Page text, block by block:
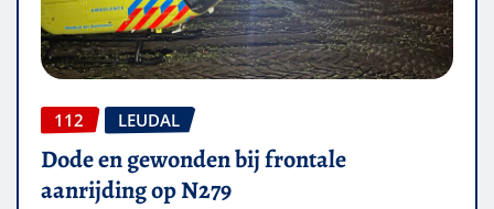
112 LEUDAL
Dode en gewonden bij frontale
aanrijding op N279